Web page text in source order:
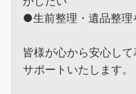
●生前整理・遺品整理
皆様が心から安心し
サポートいたします。